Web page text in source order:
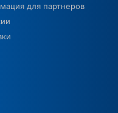
для партнеров